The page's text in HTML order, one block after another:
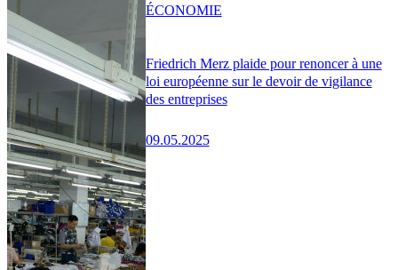
Friedrich Merz plaide pour renoncer à une
loi européenne sur le devoir de vigilance
des entreprises
09.05.2025
ÉCONOMIE